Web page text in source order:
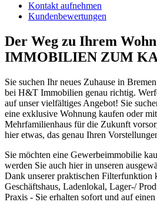
Kontakt aufnehmen
Kundenbewertungen
Der Weg zu Ihrem
IMMOBILIEN ZUM
Sie suchen Ihr neues Zuhause in
bei H&T Immobilien genau richtig.
auf unser vielfältiges Angebot! Sie
eine exklusive Wohnung kaufen oder
Mehrfamilienhaus für die Zukunft
hier etwas, das genau Ihren
Sie möchten eine Gewerbeimmobilie
werden Sie auch hier in unseren
Dank unserer praktischen Filterfunktion
Geschäftshaus, Ladenlokal, Lager-/
Praxis - Sie erhalten sofort und auf